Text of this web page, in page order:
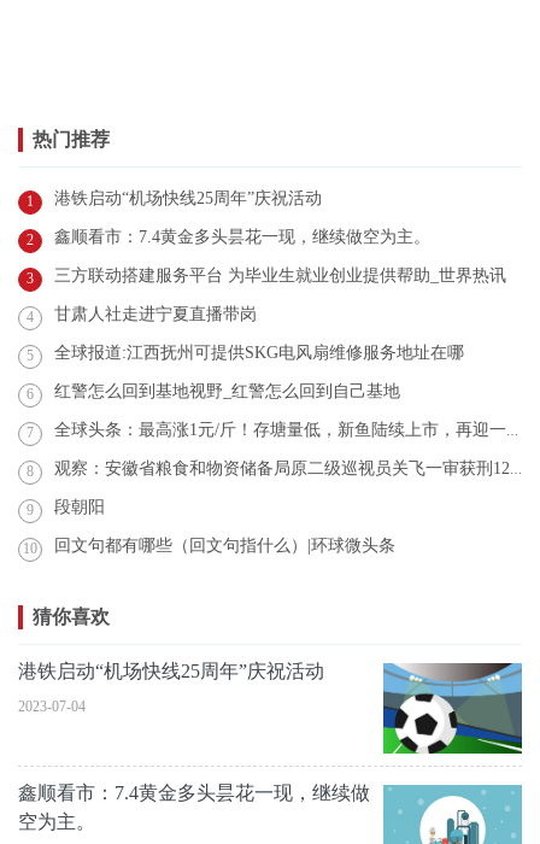
热门推荐
1 港铁启动“机场快线25周年”庆祝活动
2 鑫顺看市：7.4黄金多头昙花一现，继续做空为主。
3 三方联动搭建服务平台 为毕业生就业创业提供帮助_世界热讯
4 甘肃人社走进宁夏直播带岗
5 全球报道:江西抚州可提供SKG电风扇维修服务地址在哪
6 红警怎么回到基地视野_红警怎么回到自己基地
7 全球头条：最高涨1元/斤！存塘量低，新鱼陆续上市，再迎一波涨价潮？
8 观察：安徽省粮食和物资储备局原二级巡视员关飞一审获刑12年
9 段朝阳
10 回文句都有哪些（回文句指什么）|环球微头条
猜你喜欢
港铁启动“机场快线25周年”庆祝活动
2023-07-04
鑫顺看市：7.4黄金多头昙花一现，继续做
空为主。